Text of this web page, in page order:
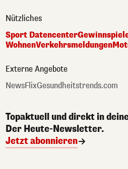
Nützliches
Sport Datencenter
WohnenVerkehrsmeldungen
Externe Angebote
NewsFlixGesundheitstrends.com
Topaktuell und direkt in
Der Heute-Newsletter.
Jetzt abonnieren